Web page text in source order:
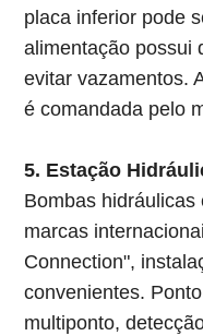
placa inferior pode
alimentação possui
evitar vazamentos.
é comandada pelo
5. Estação
Bombas
marcas
Connection",
convenientes.
multiponto,